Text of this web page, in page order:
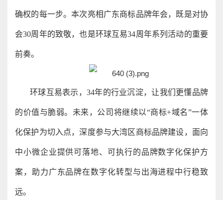
确权的每一步。本次亮相广东商标品牌年会，既是对协
会30周年的致敬，也是环球互易34周年系列活动的重要
前奏。
环球互易表示，34年的行业沉淀，让我们更懂品牌
的价值与脆弱。未来，公司将继续以“商标+域名”一体
化保护为切入点，深度参与大湾区商标品牌建设，面向
中小微企业提供可落地、可执行的品牌数字化保护方
案，助力广东品牌在数字化转型与出海进程中行稳致
远。